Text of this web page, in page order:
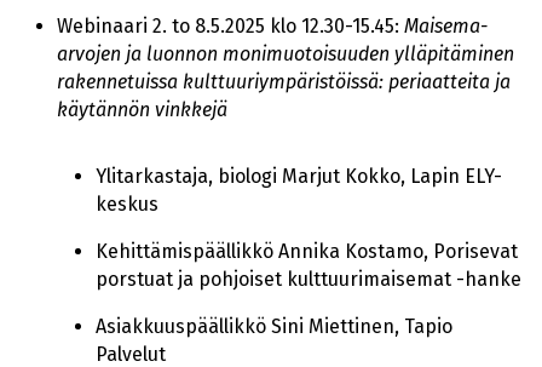
Webinaari 2. to 8.5.2025 klo 12.30-15.45: Maisema-
arvojen ja luonnon monimuotoisuuden ylläpitäminen
rakennetuissa kulttuuriympäristöissä: periaatteita ja
käytännön vinkkejä
Ylitarkastaja, biologi Marjut Kokko, Lapin ELY-
keskus
Kehittämispäällikkö Annika Kostamo, Porisevat
porstuat ja pohjoiset kulttuurimaisemat -hanke
Asiakkuuspäällikkö Sini Miettinen, Tapio
Palvelut